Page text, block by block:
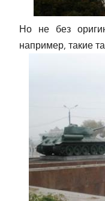
Но не без
например, такие